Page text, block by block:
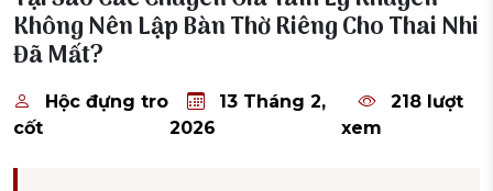
Không Nên Lập Bàn Thờ Riêng Cho Thai Nhi
Đã Mất?
Hộc đựng tro
cốt
13 Tháng 2,
2026
218 lượt
xem